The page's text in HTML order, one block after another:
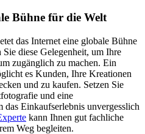
Bühne für die Welt
das Internet eine globale Bühne
diese Gelegenheit, um Ihre
zugänglich zu machen. Ein
es Kunden, Ihre Kreationen
und zu kaufen. Setzen Sie
und eine
das Einkaufserlebnis unvergesslich
kann Ihnen gut fachliche
Weg begleiten.